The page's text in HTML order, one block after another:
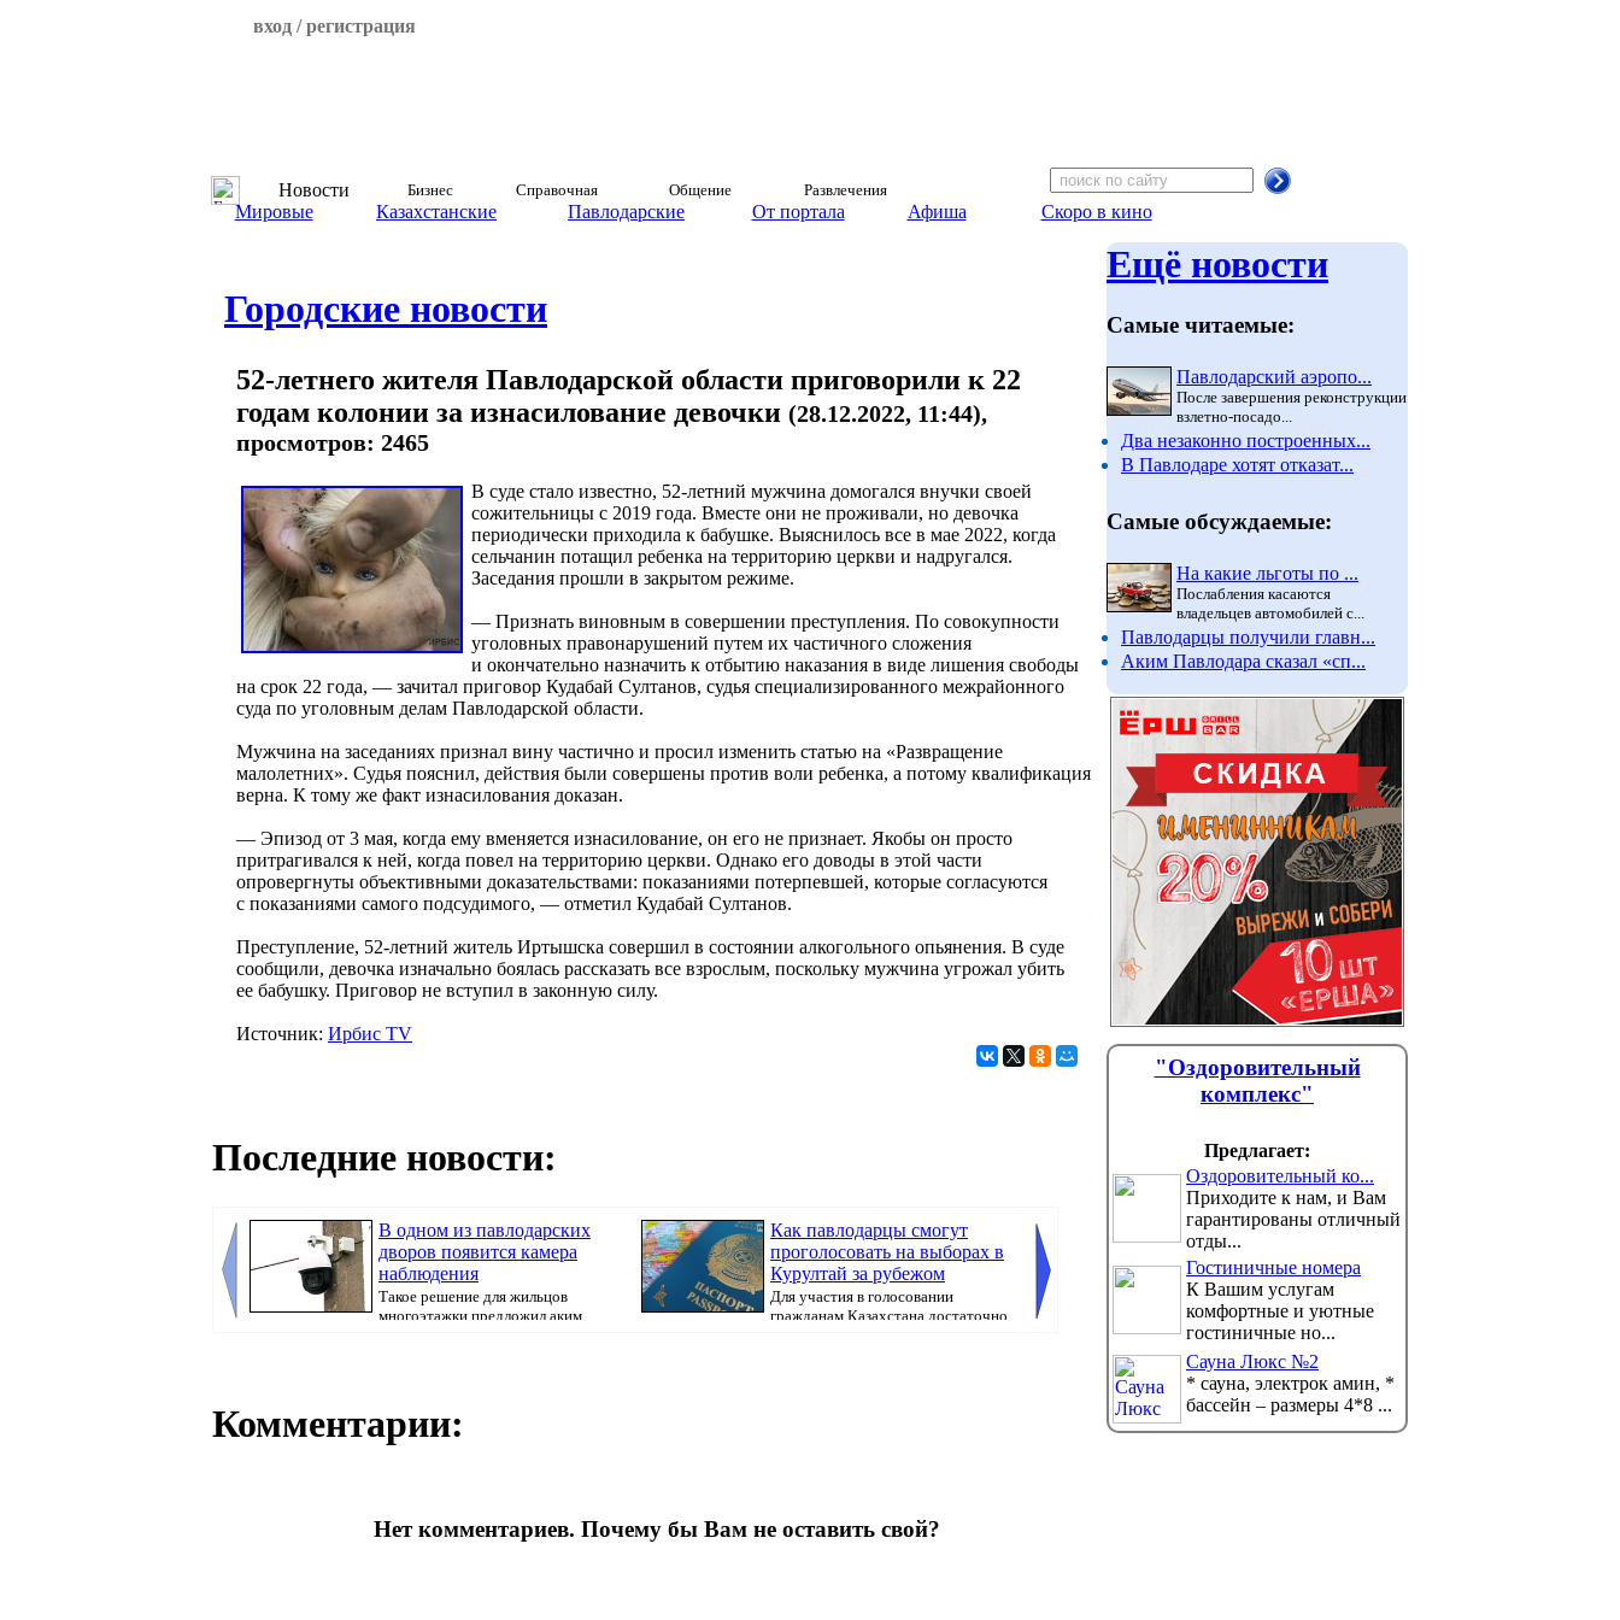
вход / регистрация
Новости Бизнес Справочная Общение Развлечения
Мировые Казахстанские Павлодарские От портала Афиша Скоро в кино
Городские новости
52-летнего жителя Павлодарской области приговорили к 22
годам колонии за изнасилование девочки (28.12.2022, 11:44),
просмотров: 2465
В суде стало известно, 52-летний мужчина домогался внучки своей
сожительницы с 2019 года. Вместе они не проживали, но девочка
периодически приходила к бабушке. Выяснилось все в мае 2022, когда
сельчанин потащил ребенка на территорию церкви и надругался.
Заседания прошли в закрытом режиме.
— Признать виновным в совершении преступления. По совокупности
уголовных правонарушений путем их частичного сложения
и окончательно назначить к отбытию наказания в виде лишения свободы
на срок 22 года, — зачитал приговор Кудабай Султанов, судья специализированного межрайонного
суда по уголовным делам Павлодарской области.
Мужчина на заседаниях признал вину частично и просил изменить статью на «Развращение
малолетних». Судья пояснил, действия были совершены против воли ребенка, а потому квалификация
верна. К тому же факт изнасилования доказан.
— Эпизод от 3 мая, когда ему вменяется изнасилование, он его не признает. Якобы он просто
притрагивался к ней, когда повел на территорию церкви. Однако его доводы в этой части
опровергнуты объективными доказательствами: показаниями потерпевшей, которые согласуются
с показаниями самого подсудимого, — отметил Кудабай Султанов.
Преступление, 52-летний житель Иртышска совершил в состоянии алкогольного опьянения. В суде
сообщили, девочка изначально боялась рассказать все взрослым, поскольку мужчина угрожал убить
ее бабушку. Приговор не вступил в законную силу.
Источник: Ирбис TV
Последние новости:
В одном из павлодарских
дворов появится камера
наблюдения
Такое решение для жильцов
многоэтажки предложил аким
Как павлодарцы смогут
проголосовать на выборах в
Курултай за рубежом
Для участия в голосовании
гражданам Казахстана достаточно
В Павлодаре воспели
творческое наследие Абая
Литературно-музыкальное
мероприятие «Абай. Ұлы дала үні»
орга...
Комментарии:
Нет комментариев. Почему бы Вам не оставить свой?
Ещё новости
Самые читаемые:
Павлодарский аэропо...
После завершения реконструкции
взлетно-посадо...
Два незаконно построенных...
В Павлодаре хотят отказат...
Самые обсуждаемые:
На какие льготы по ...
Послабления касаются
владельцев автомобилей с...
Павлодарцы получили главн...
Аким Павлодара сказал «сп...
"Оздоровительный
комплекс"
Предлагает:
Оздоровительный ко...
Приходите к нам, и Вам
гарантированы отличный
отды...
Гостиничные номера
К Вашим услугам
комфортные и уютные
гостиничные но...
Сауна Люкс №2
* сауна, электрок амин, *
бассейн – размеры 4*8 ...